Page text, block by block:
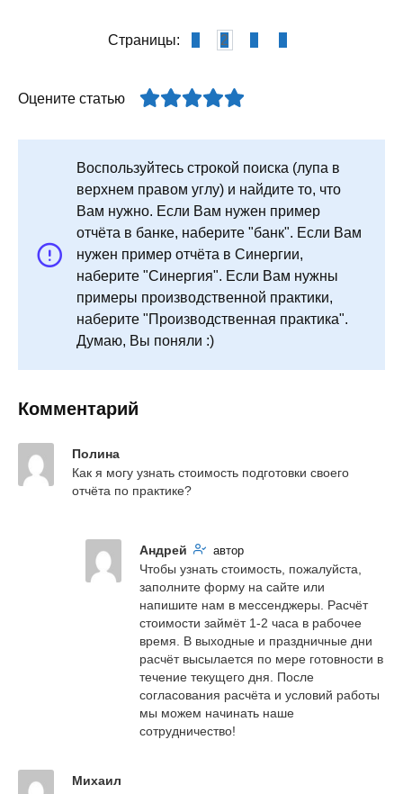
Страницы: 2
Оцените статью
Воспользуйтесь строкой поиска (лупа в
верхнем правом углу) и найдите то, что
Вам нужно. Если Вам нужен пример
отчёта в банке, наберите "банк". Если Вам
нужен пример отчёта в Синергии,
наберите "Синергия". Если Вам нужны
примеры производственной практики,
наберите "Производственная практика".
Думаю, Вы поняли :)
Комментарий
Полина
Как я могу узнать стоимость подготовки своего
отчёта по практике?
Андрей автор
Чтобы узнать стоимость, пожалуйста,
заполните форму на сайте или
напишите нам в мессенджеры. Расчёт
стоимости займёт 1-2 часа в рабочее
время. В выходные и праздничные дни
расчёт высылается по мере готовности в
течение текущего дня. После
согласования расчёта и условий работы
мы можем начинать наше
сотрудничество!
Михаил